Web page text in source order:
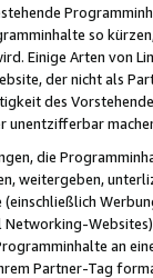
so
Einige Arten von
der nicht als
des
unentzifferbar
die
weitergeben,
an
Partner-Tag